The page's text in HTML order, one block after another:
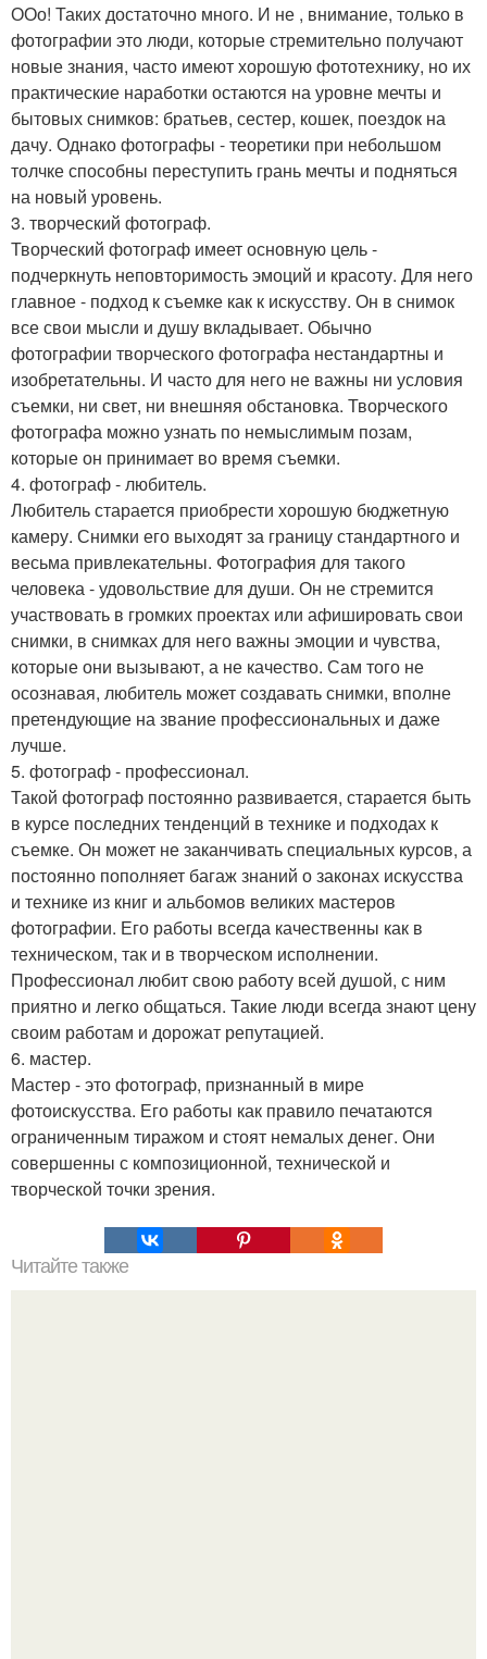
ООо! Таких достаточно много. И не , внимание, только в
фотографии это люди, которые стремительно получают
новые знания, часто имеют хорошую фототехнику, но их
практические наработки остаются на уровне мечты и
бытовых снимков: братьев, сестер, кошек, поездок на
дачу. Однако фотографы - теоретики при небольшом
толчке способны переступить грань мечты и подняться
на новый уровень.
3. творческий фотограф.
Творческий фотограф имеет основную цель -
подчеркнуть неповторимость эмоций и красоту. Для него
главное - подход к съемке как к искусству. Он в снимок
все свои мысли и душу вкладывает. Обычно
фотографии творческого фотографа нестандартны и
изобретательны. И часто для него не важны ни условия
съемки, ни свет, ни внешняя обстановка. Творческого
фотографа можно узнать по немыслимым позам,
которые он принимает во время съемки.
4. фотограф - любитель.
Любитель старается приобрести хорошую бюджетную
камеру. Снимки его выходят за границу стандартного и
весьма привлекательны. Фотография для такого
человека - удовольствие для души. Он не стремится
участвовать в громких проектах или афишировать свои
снимки, в снимках для него важны эмоции и чувства,
которые они вызывают, а не качество. Сам того не
осознавая, любитель может создавать снимки, вполне
претендующие на звание профессиональных и даже
лучше.
5. фотограф - профессионал.
Такой фотограф постоянно развивается, старается быть
в курсе последних тенденций в технике и подходах к
съемке. Он может не заканчивать специальных курсов, а
постоянно пополняет багаж знаний о законах искусства
и технике из книг и альбомов великих мастеров
фотографии. Его работы всегда качественны как в
техническом, так и в творческом исполнении.
Профессионал любит свою работу всей душой, с ним
приятно и легко общаться. Такие люди всегда знают цену
своим работам и дорожат репутацией.
6. мастер.
Мастер - это фотограф, признанный в мире
фотоискусства. Его работы как правило печатаются
ограниченным тиражом и стоят немалых денег. Они
совершенны с композиционной, технической и
творческой точки зрения.
Читайте также